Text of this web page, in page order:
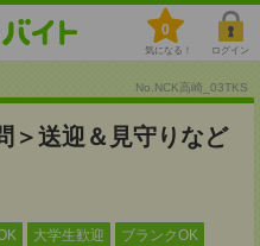
0
気になる！ ログイン
No.NCK高崎_03TKS
＞送迎＆見守りなど
大学生歓迎 ブランクOK